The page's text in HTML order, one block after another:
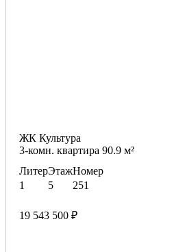
ЖК Культура
3-комн. квартира 90.9 м²
Литер
1
Этаж
5
Номер
251
19 543 500 ₽